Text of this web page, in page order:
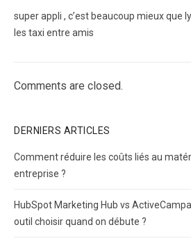
super appli , c’est beaucoup mieux que
les taxi entre amis
Comments are closed.
DERNIERS ARTICLES
Comment réduire les coûts liés au
entreprise ?
HubSpot Marketing Hub vs
outil choisir quand on débute ?